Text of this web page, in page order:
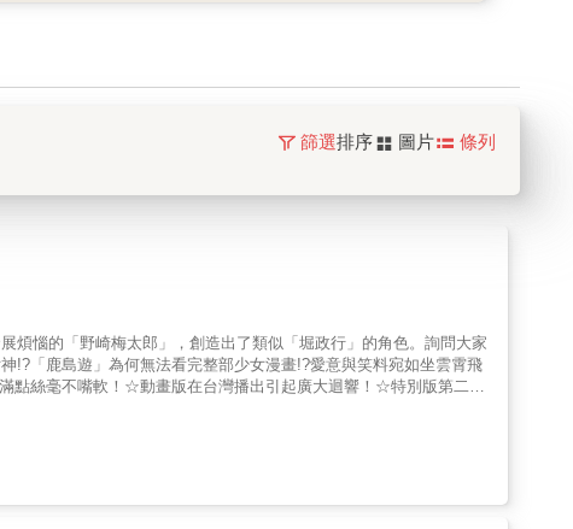
篩選排序 圖片 條列
惱的「野崎梅太郎」，創造出了類似「堀政行」的角色。詢問大家
!?「鹿島遊」為何無法看完整部少女漫畫!?愛意與笑料宛如坐雲霄飛
點絲毫不嘴軟！☆動畫版在台灣播出引起廣大迴響！☆特別版第二種